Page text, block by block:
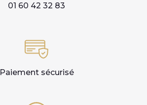
01 60 42 32 83
Paiement sécurisé